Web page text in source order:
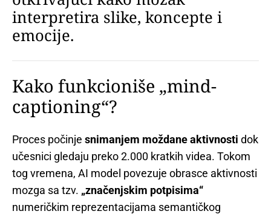
interpretira slike, koncepte i
emocije.
Kako funkcioniše „mind-
captioning“?
Proces počinje snimanjem moždane aktivnosti dok
učesnici gledaju preko 2.000 kratkih videa. Tokom
tog vremena, AI model povezuje obrasce aktivnosti
mozga sa tzv. „značenjskim potpisima“
numeričkim reprezentacijama semantičkog